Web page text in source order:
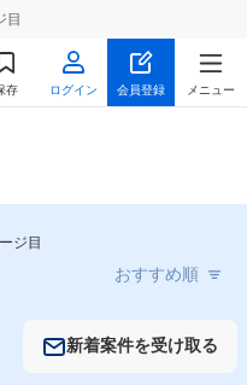
目
存 ログイン 会員登録 メニュー
ジ目
新着案件を受け取る